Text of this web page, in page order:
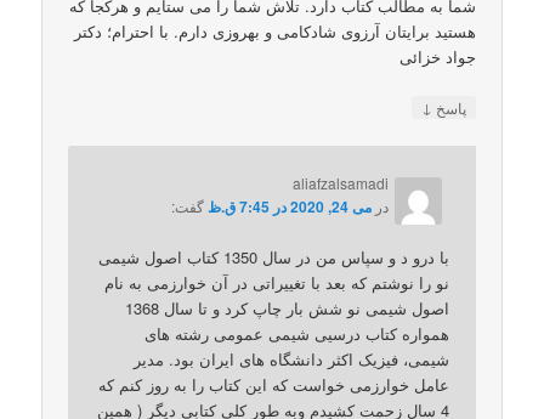
شما به مطالب کتاب دارد. تلاش شما را می ستایم و هرکجا که
هستید برایتان آرزوی شادکامی و بهروزی دارم. با احترام؛ دکتر
جواد خزائی
پاسخ ↓
aliafzalsamadi
درمی 24, 2020 در 7:45 ق.ظ گفت:
با درو د و سپاس من در سال 1350 کتاب اصول شیمی
نو را نوشتم که بعد با تغییراتی در آن خوارزمی به نام
اصول شیمی نو شش بار چاپ کرد و تا سال 1368
همواره کتاب درسیی شیمی عمومی رشته های
شیمی، فیزیک اکثر دانشگاه های ایران بود. مدیر
عامل خوارزمی خواست که این کتاب را به روز کنم که
4 سال زحمت کشیدم وبه طور کلی کتابی دیگر ( همین